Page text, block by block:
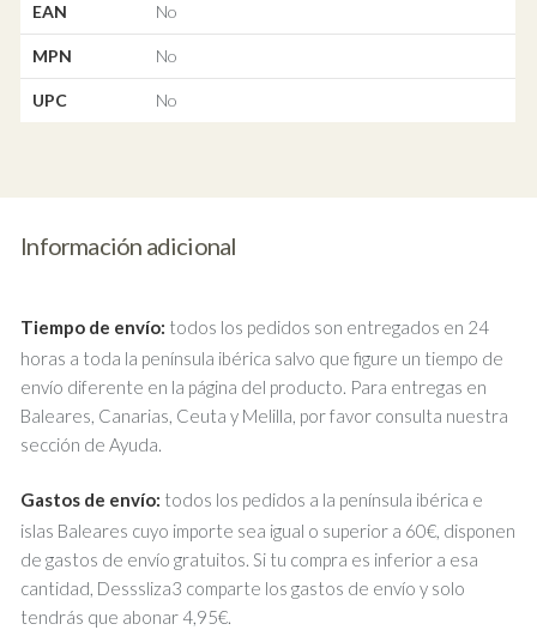
EAN No
MPN No
UPC No
Información adicional
Tiempo de envío: todos los pedidos son entregados en 24
horas a toda la península ibérica salvo que figure un tiempo de
envío diferente en la página del producto. Para entregas en
Baleares, Canarias, Ceuta y Melilla, por favor consulta nuestra
sección de Ayuda.
Gastos de envío: todos los pedidos a la península ibérica e
islas Baleares cuyo importe sea igual o superior a 60€, disponen
de gastos de envío gratuitos. Si tu compra es inferior a esa
cantidad, Desssliza3 comparte los gastos de envío y solo
tendrás que abonar 4,95€.